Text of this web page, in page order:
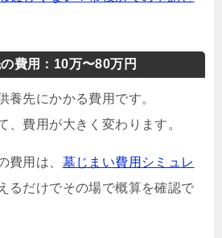
費用：10万〜80万円
養先にかかる費用です。
、費用が大きく変わります。
費用は、 墓じまい費用シミュレ
るだけでその場で概算を確認で